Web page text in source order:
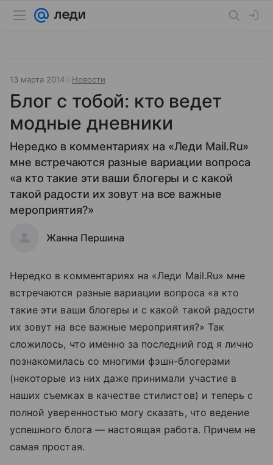
13 марта 2014 Новости
Блог с тобой: кто ведет
модные дневники
Нередко в комментариях на «Леди Mail.Ru»
мне встречаются разные вариации вопроса
«а кто такие эти ваши блогеры и с какой
такой радости их зовут на все важные
мероприятия?»
Жанна Першина
Нередко в комментариях на «Леди Mail.Ru» мне
встречаются разные вариации вопроса «а кто
такие эти ваши блогеры и с какой такой радости
их зовут на все важные мероприятия?» Так
сложилось, что именно за последний год я лично
познакомилась со многими фэшн-блогерами
(некоторые из них даже принимали участие в
наших съемках в качестве стилистов) и теперь с
полной уверенностью могу сказать, что ведение
успешного блога — настоящая работа. Причем не
самая простая.